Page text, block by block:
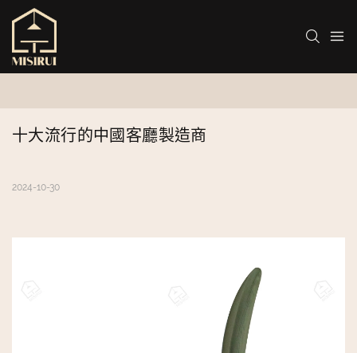
十大流行的中國客廳製造商
2024-10-30